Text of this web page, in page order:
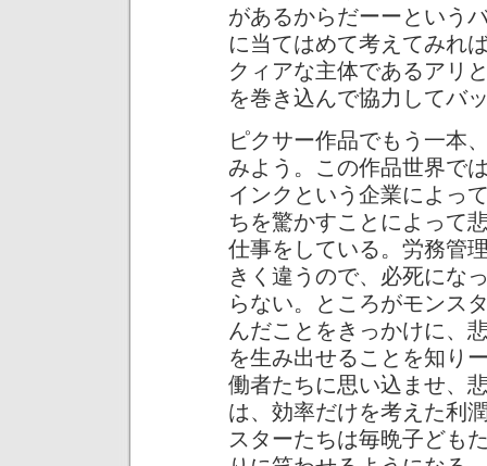
があるからだーーという
に当てはめて考えてみれ
クィアな主体であるアリ
を巻き込んで協力してバ
ピクサー作品でもう一本
みよう。この作品世界で
インクという企業によっ
ちを驚かすことによって
仕事をしている。労務管
きく違うので、必死にな
らない。ところがモンス
んだことをきっかけに、
を生み出せることを知り
働者たちに思い込ませ、
は、効率だけを考えた利
スターたちは毎晩子ども